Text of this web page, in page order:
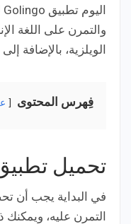
والتمرن على اللغة
الويلزية، بالإضافة إلى
فِهرس المحتوى
تحميل
في البداية يجب أن
التمرن عليه، ويمكنك